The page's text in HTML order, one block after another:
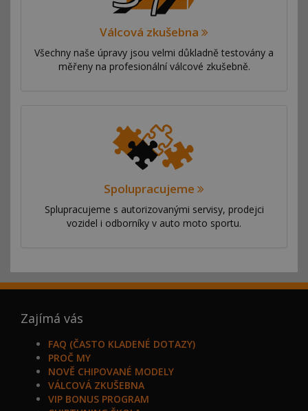
Válcová zkušebna
Všechny naše úpravy jsou velmi důkladně testovány a
měřeny na profesionální válcové zkušebně.
Spolupracujeme
Splupracujeme s autorizovanými servisy, prodejci
vozidel i odborníky v auto moto sportu.
Zajímá vás
FAQ (ČASTO KLADENÉ DOTAZY)
PROČ MY
NOVĚ CHIPOVANÉ MODELY
VÁLCOVÁ ZKUŠEBNA
VIP BONUS PROGRAM